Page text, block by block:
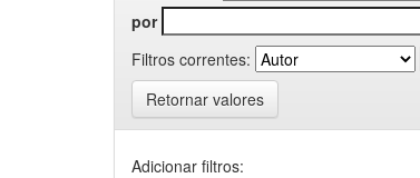
por
Filtros correntes:
Retornar valores
Adicionar filtros: